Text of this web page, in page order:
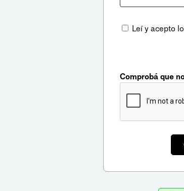
Leí y acepto
Comprobá que